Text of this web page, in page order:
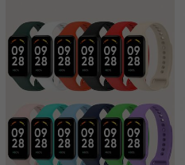
b***n
(´・ω・｀)(´・ω・｀)(´・ω・｀)
Détails Du Produit
Matériel: Alliage de zinc
4.81 4K Suiveurs
4.81 4K Suiveurs